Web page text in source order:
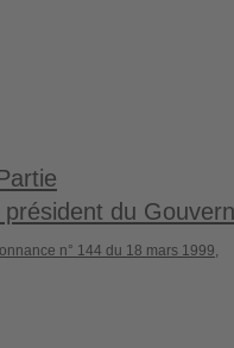
du
n° 144 du 18 mars 1999,